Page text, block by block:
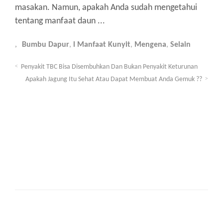
masakan. Namun, apakah Anda sudah mengetahui
tentang manfaat daun ...
Bumbu Dapur, l Manfaat Kunyit, Mengena, Selain
Penyakit TBC Bisa Disembuhkan Dan Bukan Penyakit Keturunan
Apakah Jagung Itu Sehat Atau Dapat Membuat Anda Gemuk ??